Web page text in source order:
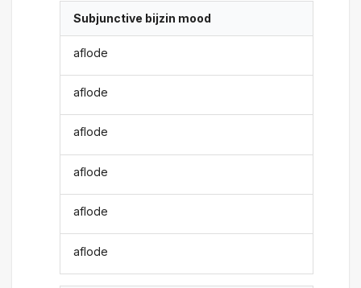
Subjunctive bijzin mood
aflode
aflode
aflode
aflode
aflode
aflode